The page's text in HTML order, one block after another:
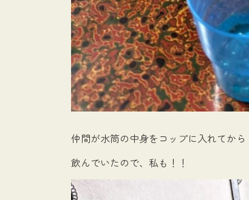
仲間が水筒の中身をコップに入れてから
飲んでいたので、私も！！